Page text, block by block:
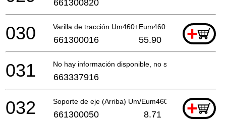
661300820
Varilla de tracción Um460+Eum460+461 *+
030 661300016 55.90
No hay información disponible, no se puede pedir
031 663337916
Soporte de eje (Arriba) Um/Eum460 * +
032 661300050 8.71